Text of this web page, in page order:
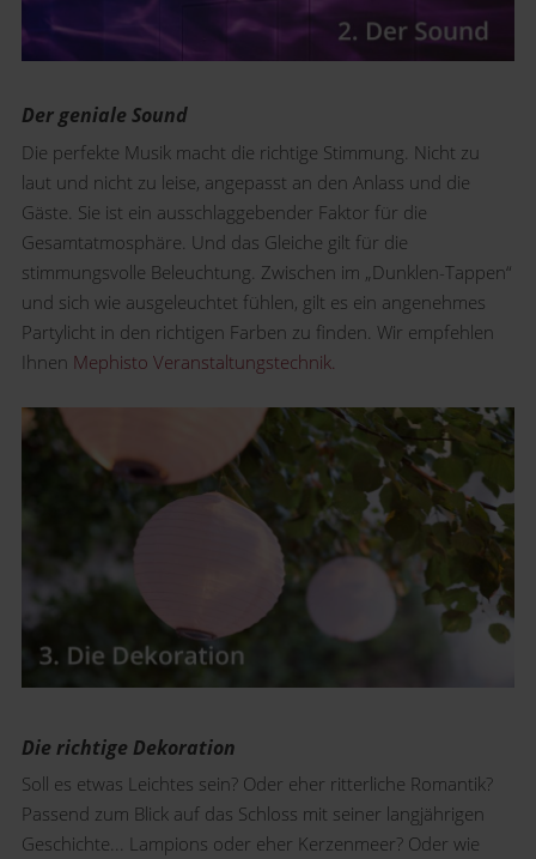
Der geniale Sound
Die perfekte Musik macht die richtige Stimmung. Nicht zu
laut und nicht zu leise, angepasst an den Anlass und die
Gäste. Sie ist ein ausschlaggebender Faktor für die
Gesamtatmosphäre. Und das Gleiche gilt für die
stimmungsvolle Beleuchtung. Zwischen im „Dunklen-Tappen“
und sich wie ausgeleuchtet fühlen, gilt es ein angenehmes
Partylicht in den richtigen Farben zu finden. Wir empfehlen
Ihnen Mephisto Veranstaltungstechnik.
Die richtige Dekoration
Soll es etwas Leichtes sein? Oder eher ritterliche Romantik?
Passend zum Blick auf das Schloss mit seiner langjährigen
Geschichte... Lampions oder eher Kerzenmeer? Oder wie